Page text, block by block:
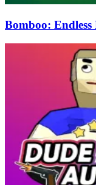
Bomboo: